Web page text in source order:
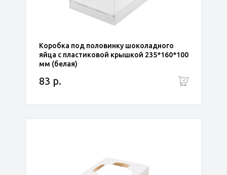
Коробка под половинку шоколадного
яйца с пластиковой крышкой 235*160*100
мм (белая)
83 р.